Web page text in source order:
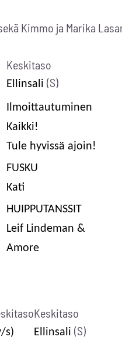
Kimmo ja Marika
Keskitaso
Ellinsali (S)
Ilmoittautuminen
Kaikki!
Tule hyvissä ajoin!
FUSKU
Kati
HUIPPUTANSSIT
Leif Lindeman &
Amore
s)
Keskitaso
Ellinsali (S)